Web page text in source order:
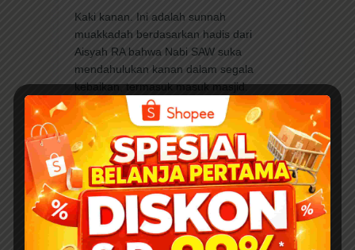
Kaki kanan. Ini adalah sunnah
muakkadah berdasarkan hadis dari
Aisyah RA bahwa Nabi SAW suka
mendahulukan kanan dalam segala
kebaikan, termasuk masuk masjid.
4. Apakah wajib membaca doa
khusus saat masuk masjid?
Tidak wajib, tetapi sangat dianjurkan
(sunnah). Doa yang diajarkan:
“Allahummaftah li abwaba rahmatik”
(Ya
Allah, bukakanlah pintu rahmat-Mu